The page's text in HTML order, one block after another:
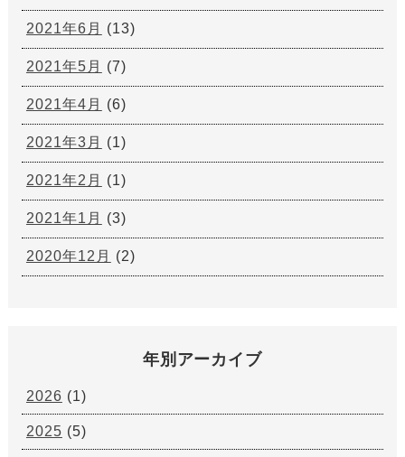
2021年6月 (13)
2021年5月 (7)
2021年4月 (6)
2021年3月 (1)
2021年2月 (1)
2021年1月 (3)
2020年12月 (2)
年別アーカイブ
2026 (1)
2025 (5)